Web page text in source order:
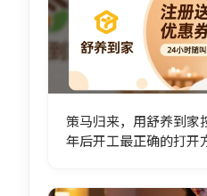
策马归来，用舒养到家
年后开工最正确的打开